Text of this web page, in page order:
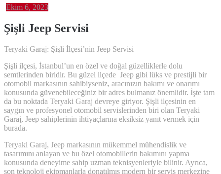
Ekim 6, 2023
Şişli Jeep Servisi
Teryaki Garaj: Şişli İlçesi’nin Jeep Servisi
Şişli ilçesi, İstanbul’un en özel ve doğal güzelliklerle dolu
semtlerinden biridir. Bu güzel ilçede Jeep gibi lüks ve prestijli bir
otomobil markasının sahibiyseniz, aracınızın bakımı ve onarımı
konusunda güvenebileceğiniz bir adres bulmanız önemlidir. İşte tam
da bu noktada Teryaki Garaj devreye giriyor. Şişli ilçesinin en
saygın ve profesyonel otomobil servislerinden biri olan Teryaki
Garaj, Jeep sahiplerinin ihtiyaçlarına eksiksiz yanıt vermek için
burada.
Teryaki Garaj, Jeep markasının mükemmel mühendislik ve
tasarımını anlayan ve bu özel otomobillerin bakımını yapma
konusunda deneyime sahip uzman teknisyenleriyle bilinir. Ayrıca,
son teknoloji ekipmanlarla donatılmış modern bir servis merkezine